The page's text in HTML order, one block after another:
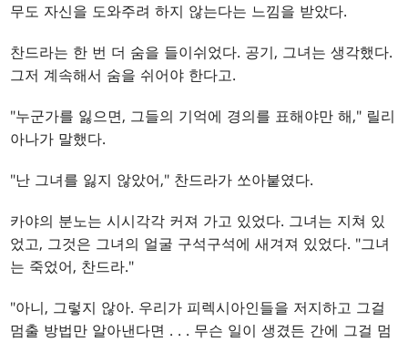
무도 자신을 도와주려 하지 않는다는 느낌을 받았다.
찬드라는 한 번 더 숨을 들이쉬었다. 공기, 그녀는 생각했다.
그저 계속해서 숨을 쉬어야 한다고.
"누군가를 잃으면, 그들의 기억에 경의를 표해야만 해," 릴리
아나가 말했다.
"난 그녀를 잃지 않았어," 찬드라가 쏘아붙였다.
카야의 분노는 시시각각 커져 가고 있었다. 그녀는 지쳐 있
었고, 그것은 그녀의 얼굴 구석구석에 새겨져 있었다. "그녀
는 죽었어, 찬드라."
"아니, 그렇지 않아. 우리가 피렉시아인들을 저지하고 그걸
멈출 방법만 알아낸다면 . . . 무슨 일이 생겼든 간에 그걸 멈